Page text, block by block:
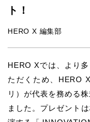
ト！
HERO X 編集部
HERO Xでは、より
ただくため、HERO
リ）が代表を務める
ました。プレゼント